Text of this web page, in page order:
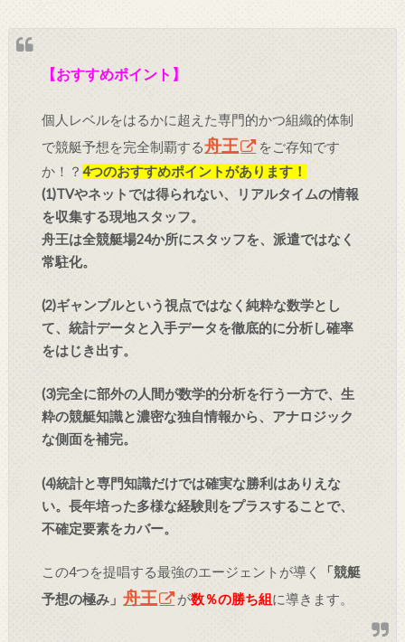
【おすすめポイント】
個人レベルをはるかに超えた専門的かつ組織的体制
で競艇予想を完全制覇する舟王
をご存知です
か！？4つのおすすめポイントがあります！
(1)TVやネットでは得られない、リアルタイムの情報
を収集する現地スタッフ。
舟王は全競艇場24か所にスタッフを、派遣ではなく
常駐化。
(2)ギャンブルという視点ではなく純粋な数学とし
て、統計データと入手データを徹底的に分析し確率
をはじき出す。
(3)完全に部外の人間が数学的分析を行う一方で、生
粋の競艇知識と濃密な独自情報から、アナロジック
な側面を補完。
(4)統計と専門知識だけでは確実な勝利はありえな
い。長年培った多様な経験則をプラスすることで、
不確定要素をカバー。
この4つを提唱する最強のエージェントが導く
「競艇
予想の極み」舟王 が数％の勝ち組に導きます。